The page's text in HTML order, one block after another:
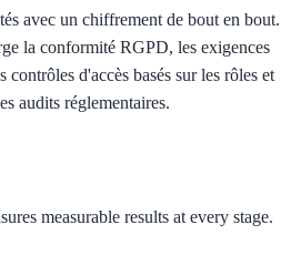
avec un chiffrement de bout en bout.
la conformité RGPD, les exigences
contrôles d'accès basés sur les rôles et
audits réglementaires.
measurable results at every stage.